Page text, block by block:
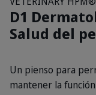
D1
Salud del
Un pienso para
mantener la